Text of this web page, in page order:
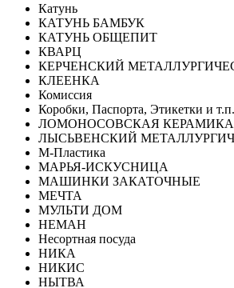
Катунь
КАТУНЬ БАМБУК
КАТУНЬ ОБЩЕПИТ
КВАРЦ
КЕРЧЕНСКИЙ
КЛЕЕНКА
Комиссия
Коробки, Паспорта, Этикетки и т.п.
ЛОМОНОСОВСКАЯ КЕРАМИКА
ЛЫСЬВЕНСКИЙ
М-Пластика
МАРЬЯ-ИСКУСНИЦА
МАШИНКИ ЗАКАТОЧНЫЕ
МЕЧТА
МУЛЬТИ ДОМ
НЕМАН
Несортная посуда
НИКА
НИКИС
НЫТВА